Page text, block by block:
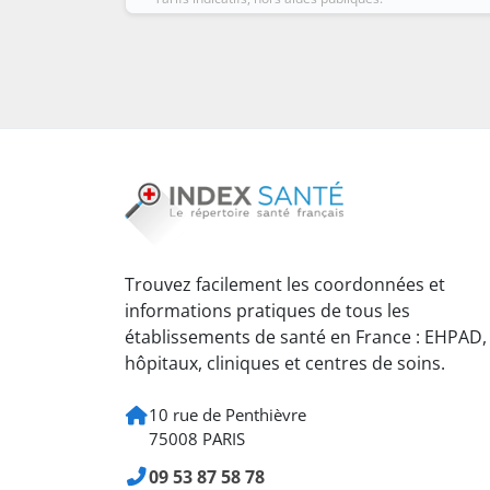
Trouvez facilement les coordonnées et
informations pratiques de tous les
établissements de santé en France : EHPAD,
hôpitaux, cliniques et centres de soins.
10 rue de Penthièvre
75008 PARIS
09 53 87 58 78